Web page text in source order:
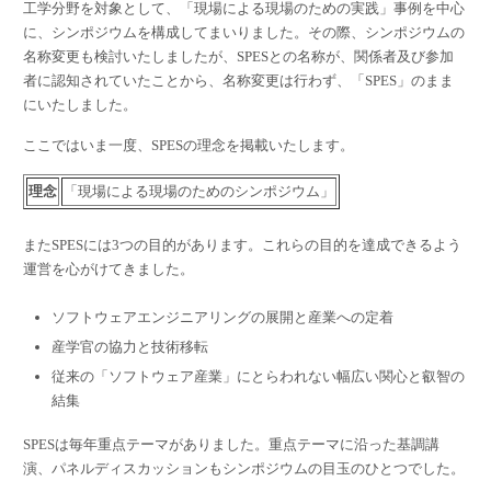
工学分野を対象として、「現場による現場のための実践」事例を中心
に、シンポジウムを構成してまいりました。その際、シンポジウムの
名称変更も検討いたしましたが、SPESとの名称が、関係者及び参加
者に認知されていたことから、名称変更は行わず、「SPES」のまま
にいたしました。
ここではいま一度、SPESの理念を掲載いたします。
理念 「現場による現場のためのシンポジウム」
またSPESには3つの目的があります。これらの目的を達成できるよう
運営を心がけてきました。
ソフトウェアエンジニアリングの展開と産業への定着
産学官の協力と技術移転
従来の「ソフトウェア産業」にとらわれない幅広い関心と叡智の
結集
SPESは毎年重点テーマがありました。重点テーマに沿った基調講
演、パネルディスカッションもシンポジウムの目玉のひとつでした。